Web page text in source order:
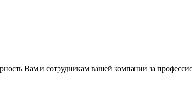
Вам и сотрудникам вашей компании за